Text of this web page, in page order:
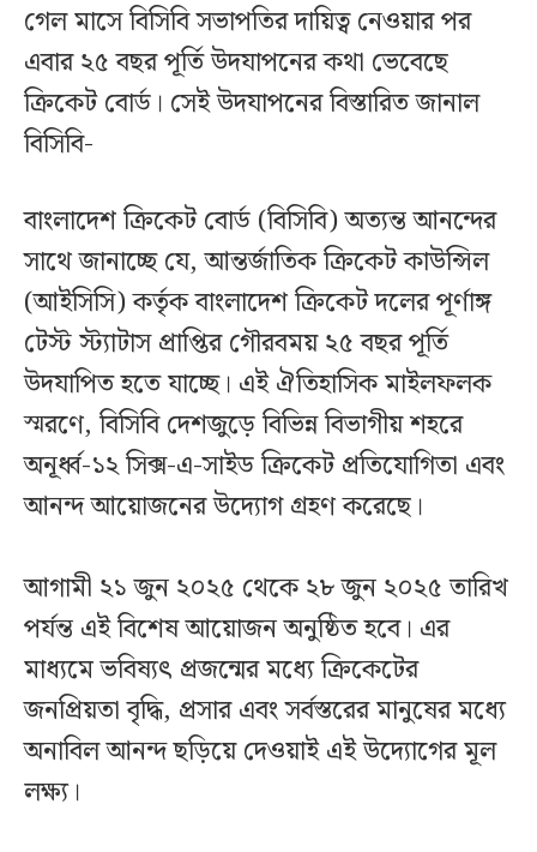
গেল মাসে বিসিবি সভাপতির দায়িত্ব নেওয়ার পর
এবার ২৫ বছর পূর্তি উদযাপনের কথা ভেবেছে
ক্রিকেট বোর্ড। সেই উদযাপনের বিস্তারিত জানাল
বিসিবি-
বাংলাদেশ ক্রিকেট বোর্ড (বিসিবি) অত্যন্ত আনন্দের
সাথে জানাচ্ছে যে, আন্তর্জাতিক ক্রিকেট কাউন্সিল
(আইসিসি) কর্তৃক বাংলাদেশ ক্রিকেট দলের পূর্ণাঙ্গ
টেস্ট স্ট্যাটাস প্রাপ্তির গৌরবময় ২৫ বছর পূর্তি
উদযাপিত হতে যাচ্ছে। এই ঐতিহাসিক মাইলফলক
স্মরণে, বিসিবি দেশজুড়ে বিভিন্ন বিভাগীয় শহরে
অনূর্ধ্ব-১২ সিক্স-এ-সাইড ক্রিকেট প্রতিযোগিতা এবং
আনন্দ আয়োজনের উদ্যোগ গ্রহণ করেছে।
আগামী ২১ জুন ২০২৫ থেকে ২৮ জুন ২০২৫ তারিখ
পর্যন্ত এই বিশেষ আয়োজন অনুষ্ঠিত হবে। এর
মাধ্যমে ভবিষ্যৎ প্রজন্মের মধ্যে ক্রিকেটের
জনপ্রিয়তা বৃদ্ধি, প্রসার এবং সর্বস্তরের মানুষের মধ্যে
অনাবিল আনন্দ ছড়িয়ে দেওয়াই এই উদ্যোগের মূল
লক্ষ্য।